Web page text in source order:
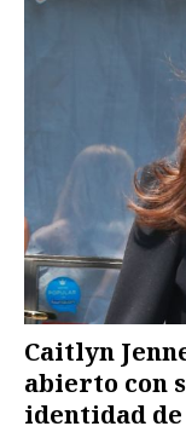
Caitlyn
abierto con
identidad